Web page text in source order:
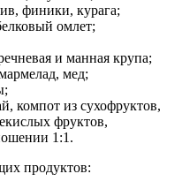
финики, курага;
омлет;
и манная крупа;
мед;
компот из сухофруктов,
фруктов,
1:1.
продуктов: